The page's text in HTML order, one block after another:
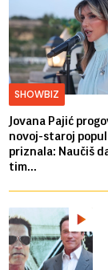
SHOWBIZ
Jovana Pajić
novoj-staroj
priznala: Naučiš
tim...